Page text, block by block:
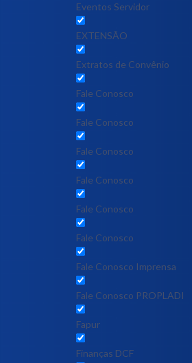
Eventos Servidor
EXTENSÃO
Extratos de Convênio
Fale Conosco
Fale Conosco
Fale Conosco
Fale Conosco
Fale Conosco
Fale Conosco
Fale Conosco Imprensa
Fale Conosco PROPLADI
Fapur
Finanças DCF